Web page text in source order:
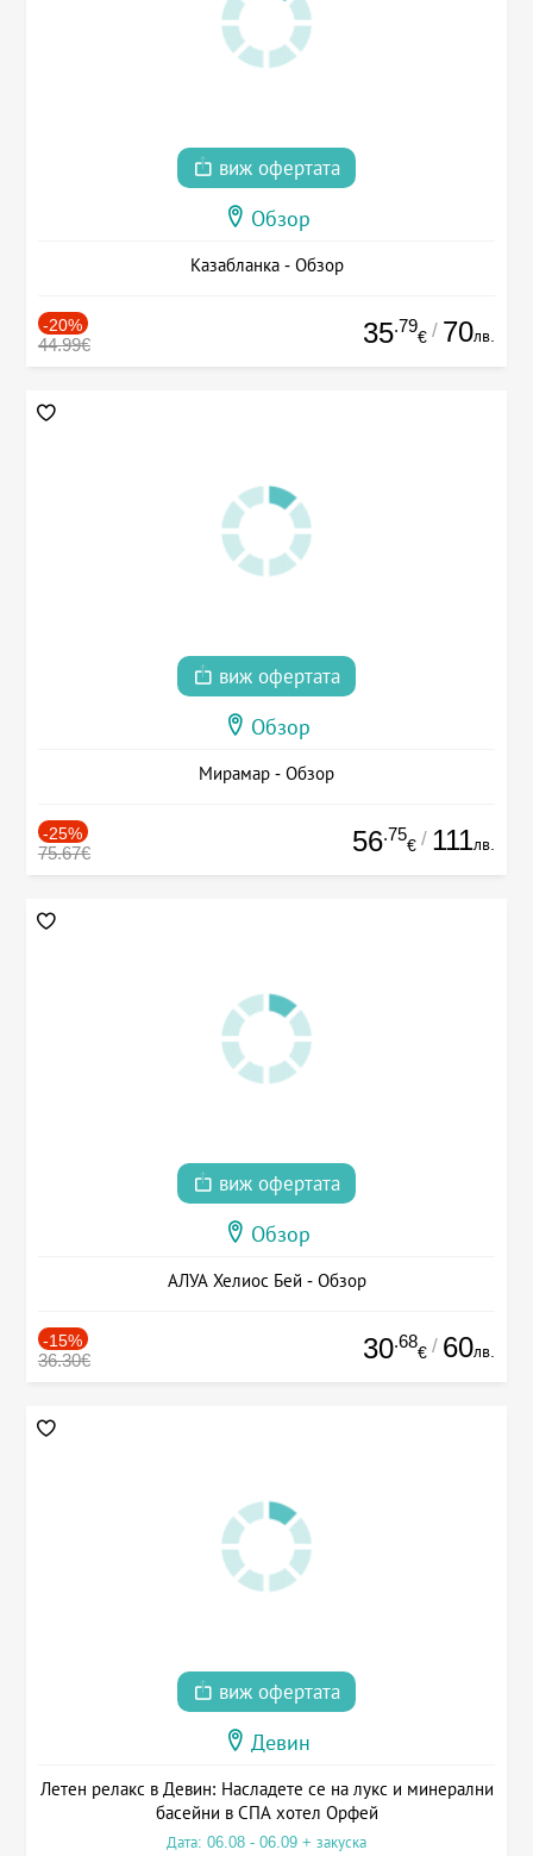
виж офертата
Обзор
Казабланка - Обзор
-20%
44.99€ 35.79
€ / 70лв.
виж офертата
Обзор
Мирамар - Обзор
-25%
75.67€ 56.75
€ / 111лв.
виж офертата
Обзор
АЛУА Хелиос Бей - Обзор
-15%
36.30€ 30.68
€ / 60лв.
виж офертата
Девин
Летен релакс в Девин: Насладете се на лукс и минерални
басейни в СПА хотел Орфей
Дата: 06.08 - 06.09 + закуска